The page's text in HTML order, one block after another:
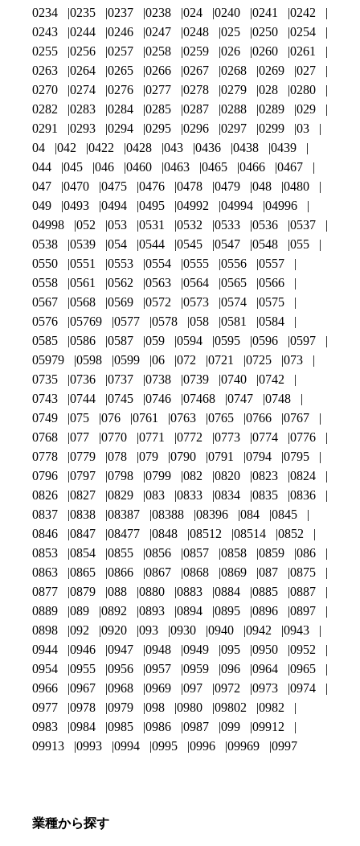
0234
0235 0237 0238 024 0240 0241
0242
0243
0244 0246 0247 0248 025 0250
0254
0255
0256 0257 0258 0259 026 0260
0261
0263
0264 0265 0266 0267 0268 0269
027
0270
0274 0276 0277 0278 0279 028
0280
0282
0283 0284 0285 0287 0288 0289
029
0291
0293 0294 0295 0296 0297 0299
03
04
042 0422 0428 043 0436 0438
0439
044
045 046 0460 0463 0465 0466
0467
047
0470 0475 0476 0478 0479 048
0480
049
0493 0494 0495 04992 04994
04996
04998
052 053 0531 0532 0533 0536
0537
0538
0539 054 0544 0545 0547 0548
055
0550
0551 0553 0554 0555 0556
0557
0558
0561 0562 0563 0564 0565
0566
0567
0568 0569 0572 0573 0574
0575
0576
05769 0577 0578 058 0581
0584
0585
0586 0587 059 0594 0595 0596
0597
05979
0598 0599 06 072 0721 0725
073
0735
0736 0737 0738 0739 0740
0742
0743
0744 0745 0746 07468 0747
0748
0749
075 076 0761 0763 0765 0766
0767
0768
077 0770 0771 0772 0773 0774
0776
0778
0779 078 079 0790 0791 0794
0795
0796
0797 0798 0799 082 0820 0823
0824
0826
0827 0829 083 0833 0834 0835
0836
0837
0838 08387 08388 08396 084
0845
0846
0847 08477 0848 08512 08514
0852
0853
0854 0855 0856 0857 0858 0859
086
0863
0865 0866 0867 0868 0869 087
0875
0877
0879 088 0880 0883 0884 0885
0887
0889
089 0892 0893 0894 0895 0896
0897
0898
092 0920 093 0930 0940 0942
0943
0944
0946 0947 0948 0949 095 0950
0952
0954
0955 0956 0957 0959 096 0964
0965
0966
0967 0968 0969 097 0972 0973
0974
0977
0978 0979 098 0980 09802
0982
0983
0984 0985 0986 0987 099
09912
09913
0993 0994 0995 0996 09969 0997
業種から探す